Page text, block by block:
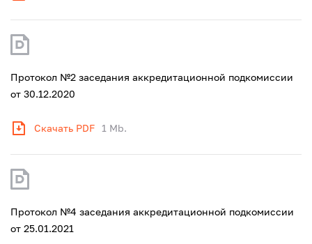
Протокол №2 заседания аккредитационной подкомиссии
от 30.12.2020
Скачать PDF 1 Mb.
Протокол №4 заседания аккредитационной подкомиссии
от 25.01.2021